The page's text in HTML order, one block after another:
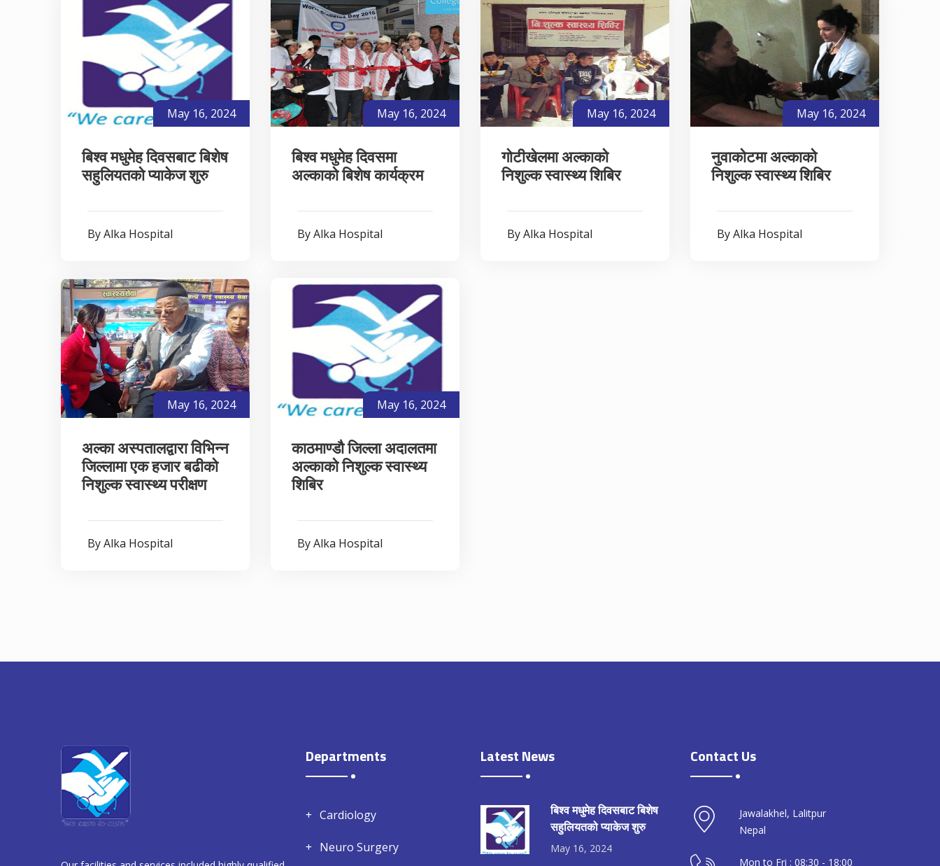
May 16, 2024
बिश्व मधुमेह दिवसबाट बिशेष
सहुलियतको प्याकेज शुरु
By Alka Hospital
May 16, 2024
बिश्व मधुमेह दिवसमा
अल्काको बिशेष कार्यक्रम
By Alka Hospital
May 16, 2024
गोटीखेलमा अल्काको
निशुल्क स्वास्थ्य शिबिर
By Alka Hospital
May 16, 2024
नुवाकोटमा अल्काको
निशुल्क स्वास्थ्य शिबिर
By Alka Hospital
May 16, 2024
अल्का अस्पतालद्वारा विभिन्न
जिल्लामा एक हजार बढीको
निशुल्क स्वास्थ्य परीक्षण
By Alka Hospital
May 16, 2024
काठमाण्डौ जिल्ला अदालतमा
अल्काको निशुल्क स्वास्थ्य
शिबिर
By Alka Hospital
Departments
Cardiology
Neuro Surgery
Latest News
बिश्व मधुमेह दिवसबाट बिशेष
सहुलियतको प्याकेज शुरु
May 16, 2024
Contact Us
Jawalakhel, Lalitpur
Nepal
Mon to Fri : 08:30 - 18:00